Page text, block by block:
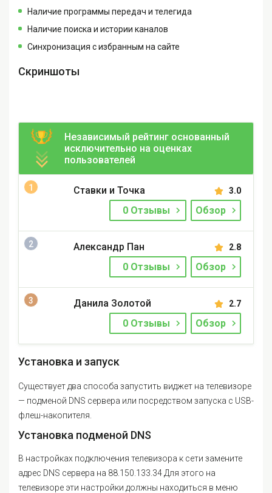
Наличие программы передач и телегида
Наличие поиска и истории каналов
Синхронизация с избранным на сайте
Скриншоты
Независимый рейтинг основанный
исключительно на оценках
пользователей
Ставки и Точка 3.0
0 Отзывы Обзор
Александр Пан 2.8
0 Отзывы Обзор
Данила Золотой 2.7
0 Отзывы Обзор
Установка и запуск
Существует два способа запустить виджет на телевизоре
— подменой DNS сервера или посредством запуска с USB-
флеш-накопителя.
Установка подменой DNS
В настройках подключения телевизора к сети замените
адрес DNS сервера на 88.150.133.34 Для этого на
телевизоре эти настройки должны находиться в меню